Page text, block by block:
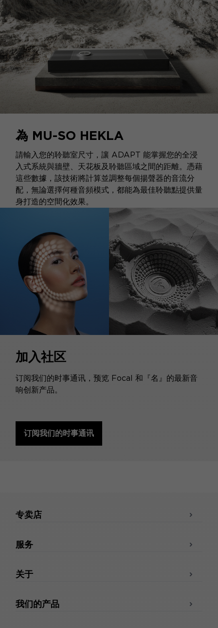
為 MU-SO HEKLA
請輸入您的聆聽室尺寸，讓 ADAPT 能掌握您的全浸
入式系統與牆壁、天花板及聆聽區域之間的距離。憑藉
這些數據，該技術將計算並調整每個揚聲器的音流分
配，無論選擇何種音頻模式，都能為最佳聆聽點提供量
身打造的空間化效果。
加入社区
订阅我们的时事通讯，预览 Focal 和『名』的最新音
响创新产品。
订阅我们的时事通讯
专卖店
服务
关于
我们的产品